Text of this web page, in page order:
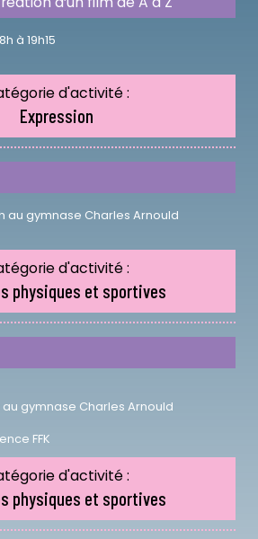
à 19h15
d'activité :
Expression
au gymnase Charles Arnould
d'activité :
physiques et sportives
au gymnase Charles Arnould
FFK
d'activité :
physiques et sportives